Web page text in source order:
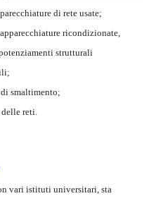
di rete usate;
ricondizionate,
strutturali
smaltimento;
reti.
vari istituti universitari, sta